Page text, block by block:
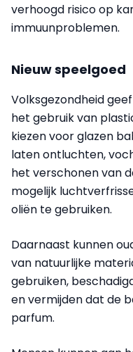
verhoogd risico op
immuunproblemen.
Nieuw speelgoed
Volksgezondheid
het gebruik van
kiezen voor glazen
laten ontluchten,
het verschonen van
mogelijk
oliën te gebruiken.
Daarnaast kunnen
van natuurlijke
gebruiken,
en vermijden dat de
parfum.